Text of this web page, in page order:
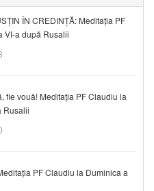
ÎN CREDINȚĂ: Meditația PF
VI-a după Rusalii
fie vouă! Meditația PF Claudiu la
Rusalii
PF Claudiu la Duminica a